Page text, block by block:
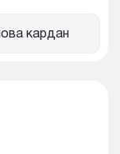
кардан